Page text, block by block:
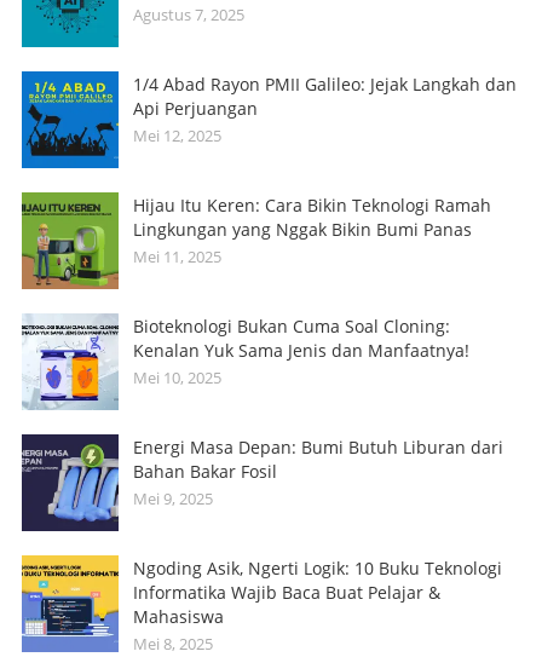
Agustus 7, 2025
1/4 Abad Rayon PMII Galileo: Jejak Langkah dan
Api Perjuangan
Mei 12, 2025
Hijau Itu Keren: Cara Bikin Teknologi Ramah
Lingkungan yang Nggak Bikin Bumi Panas
Mei 11, 2025
Bioteknologi Bukan Cuma Soal Cloning:
Kenalan Yuk Sama Jenis dan Manfaatnya!
Mei 10, 2025
Energi Masa Depan: Bumi Butuh Liburan dari
Bahan Bakar Fosil
Mei 9, 2025
Ngoding Asik, Ngerti Logik: 10 Buku Teknologi
Informatika Wajib Baca Buat Pelajar &
Mahasiswa
Mei 8, 2025